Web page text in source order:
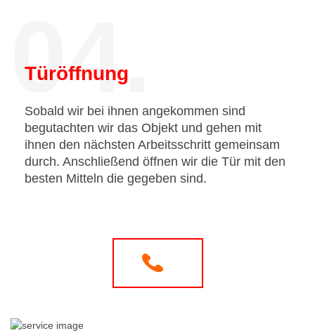
04.
Türöffnung
Sobald wir bei ihnen angekommen sind
begutachten wir das Objekt und gehen mit
ihnen den nächsten Arbeitsschritt gemeinsam
durch. Anschließend öffnen wir die Tür mit den
besten Mitteln die gegeben sind.